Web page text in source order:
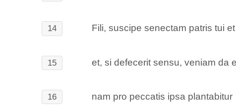
14 Fili, suscipe senectam patris tui
15 et, si defecerit sensu, veniam da
16 nam pro peccatis ipsa plantabitur